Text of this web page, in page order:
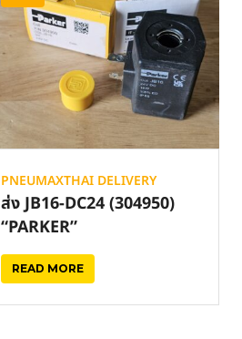
PNEUMAXTHAI DELIVERY
ส่ง JB16-DC24 (304950)
“PARKER”
READ MORE